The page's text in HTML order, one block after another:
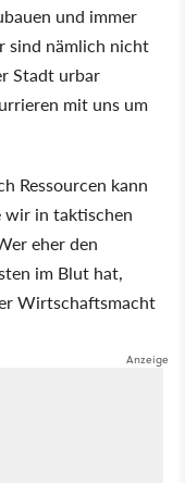
und immer
sind nämlich nicht
Stadt urbar
mit uns um
Ressourcen kann
wir in taktischen
eher den
im Blut hat,
Wirtschaftsmacht